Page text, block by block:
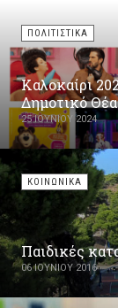
ΠΟΛΙΤΙΣΤΙΚΑ
Καλοκαίρι
Δημοτικό
25 ΙΟΥΝΊΟΥ 2024
ΚΟΙΝΩΝΙΚΑ
Παιδικές
06 ΙΟΥΝΊΟΥ 2016